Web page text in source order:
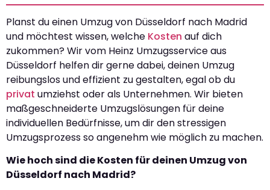
Planst du einen Umzug von Düsseldorf nach Madrid
und möchtest wissen, welche Kosten auf dich
zukommen? Wir vom Heinz Umzugsservice aus
Düsseldorf helfen dir gerne dabei, deinen Umzug
reibungslos und effizient zu gestalten, egal ob du
privat umziehst oder als Unternehmen. Wir bieten
maßgeschneiderte Umzugslösungen für deine
individuellen Bedürfnisse, um dir den stressigen
Umzugsprozess so angenehm wie möglich zu machen.
Wie hoch sind die Kosten für deinen Umzug von
Düsseldorf nach Madrid?